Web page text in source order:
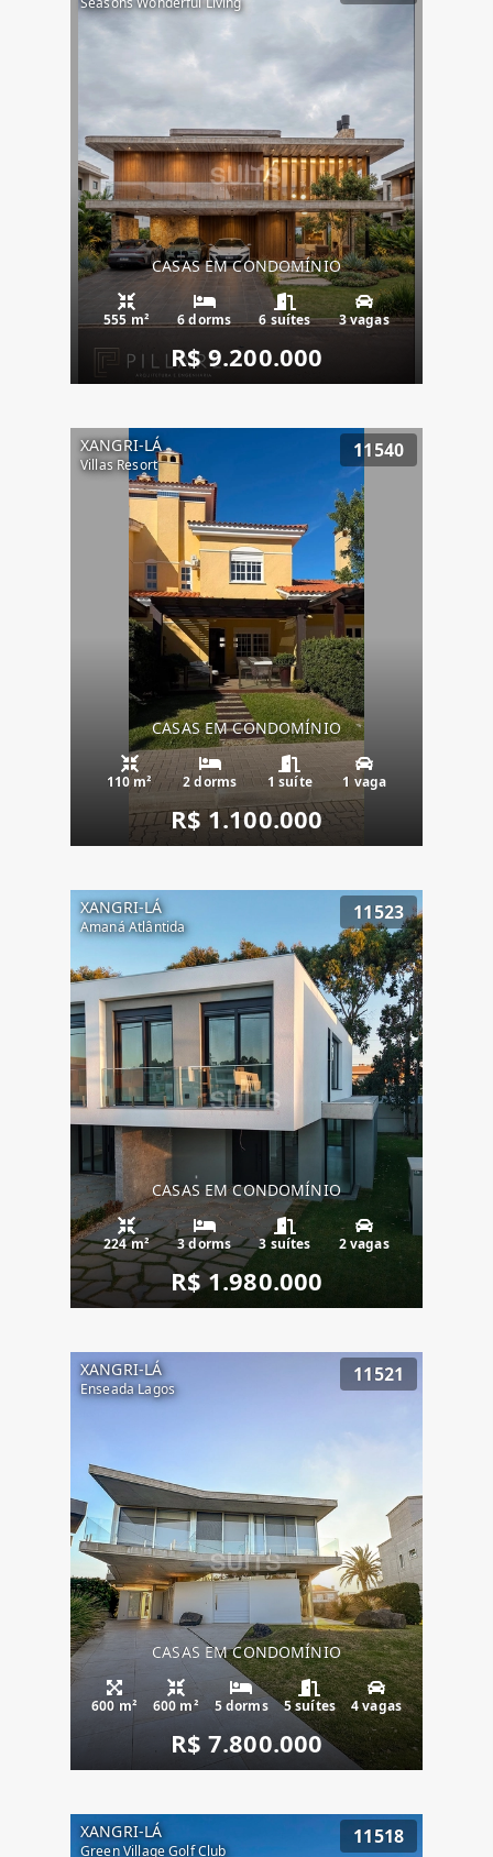
CASAS EM CONDOMÍNIO
555 m² 6 dorms 6 suítes 3 vagas
R$ 9.200.000
XANGRI-LÁ
Villas Resort
11540
CASAS EM CONDOMÍNIO
110 m² 2 dorms 1 suíte 1 vaga
R$ 1.100.000
XANGRI-LÁ
Amaná Atlântida
11523
CASAS EM CONDOMÍNIO
224 m² 3 dorms 3 suítes 2 vagas
R$ 1.980.000
XANGRI-LÁ
Enseada Lagos
11521
CASAS EM CONDOMÍNIO
600 m² 600 m² 5 dorms 5 suítes 4 vagas
R$ 7.800.000
XANGRI-LÁ
Green Village Golf Club
11518